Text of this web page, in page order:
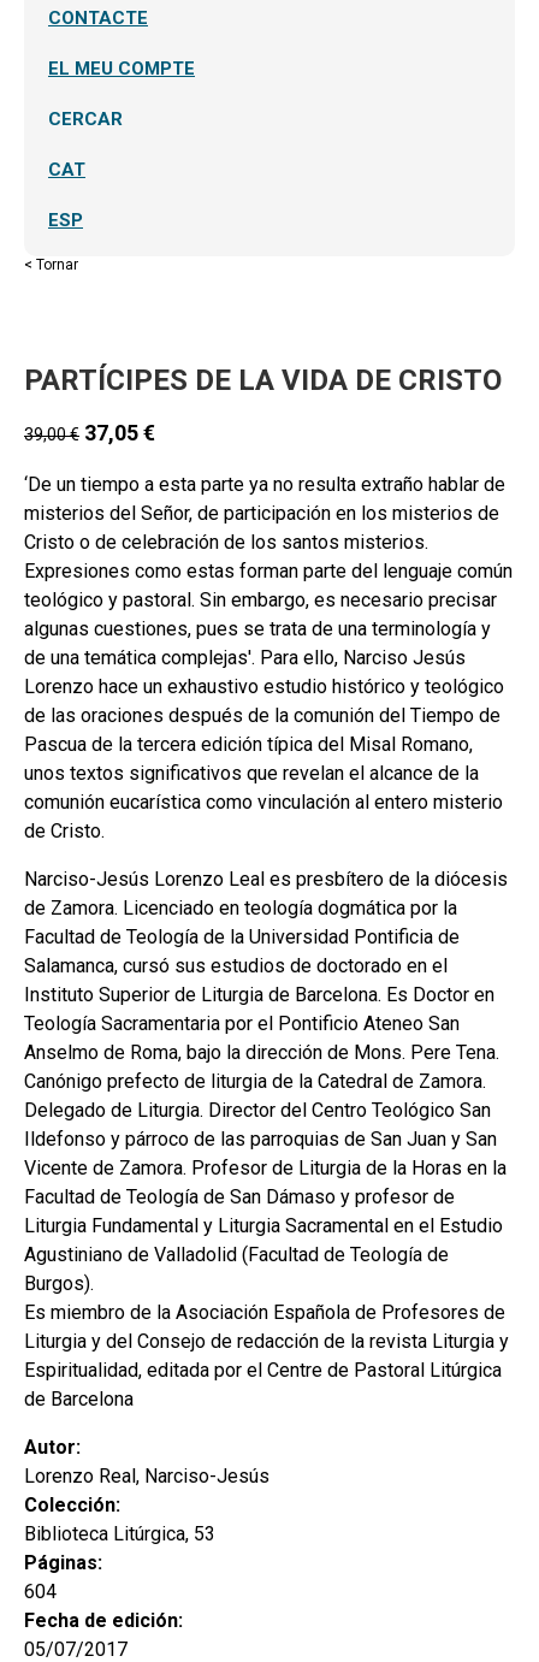
CONTACTE
EL MEU COMPTE
CERCAR
CAT
ESP
< Tornar
PARTÍCIPES DE LA VIDA DE CRISTO
39,00€ 37,05€
‘De un tiempo a esta parte ya no resulta extraño hablar de
misterios del Señor, de participación en los misterios de
Cristo o de celebración de los santos misterios.
Expresiones como estas forman parte del lenguaje común
teológico y pastoral. Sin embargo, es necesario precisar
algunas cuestiones, pues se trata de una terminología y
de una temática complejas'. Para ello, Narciso Jesús
Lorenzo hace un exhaustivo estudio histórico y teológico
de las oraciones después de la comunión del Tiempo de
Pascua de la tercera edición típica del Misal Romano,
unos textos significativos que revelan el alcance de la
comunión eucarística como vinculación al entero misterio
de Cristo.
Narciso-Jesús Lorenzo Leal es presbítero de la diócesis
de Zamora. Licenciado en teología dogmática por la
Facultad de Teología de la Universidad Pontificia de
Salamanca, cursó sus estudios de doctorado en el
Instituto Superior de Liturgia de Barcelona. Es Doctor en
Teología Sacramentaria por el Pontificio Ateneo San
Anselmo de Roma, bajo la dirección de Mons. Pere Tena.
Canónigo prefecto de liturgia de la Catedral de Zamora.
Delegado de Liturgia. Director del Centro Teológico San
Ildefonso y párroco de las parroquias de San Juan y San
Vicente de Zamora. Profesor de Liturgia de la Horas en la
Facultad de Teología de San Dámaso y profesor de
Liturgia Fundamental y Liturgia Sacramental en el Estudio
Agustiniano de Valladolid (Facultad de Teología de
Burgos).
Es miembro de la Asociación Española de Profesores de
Liturgia y del Consejo de redacción de la revista Liturgia y
Espiritualidad, editada por el Centre de Pastoral Litúrgica
de Barcelona
Autor:
Lorenzo Real, Narciso-Jesús
Colección:
Biblioteca Litúrgica, 53
Páginas:
604
Fecha de edición:
05/07/2017